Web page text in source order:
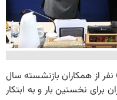
به گزارش مس پرس، مراسم تجلیل از 6 نفر از همکاران بازنشسته سال
برای نخستین بار و به ابتکار